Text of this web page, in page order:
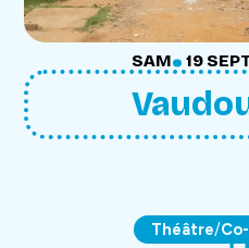
SAMEDI
SAM.19
Théâtre/